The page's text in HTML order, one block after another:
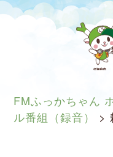
FMふっかちゃん
ル番組（録音）
>